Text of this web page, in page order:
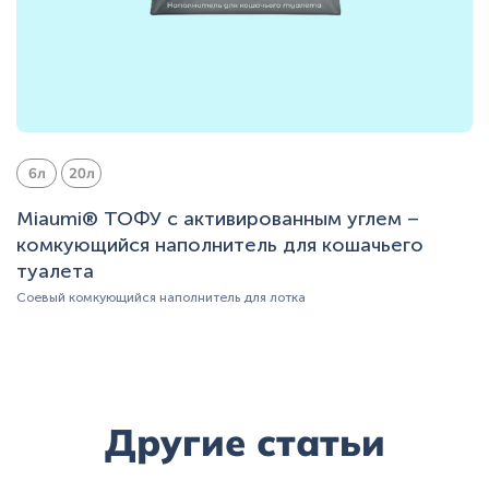
6л 20л
Miaumi® ТОФУ с активированным углем –
комкующийся наполнитель для кошачьего
туалета
Соевый комкующийся наполнитель для лотка
Другие статьи